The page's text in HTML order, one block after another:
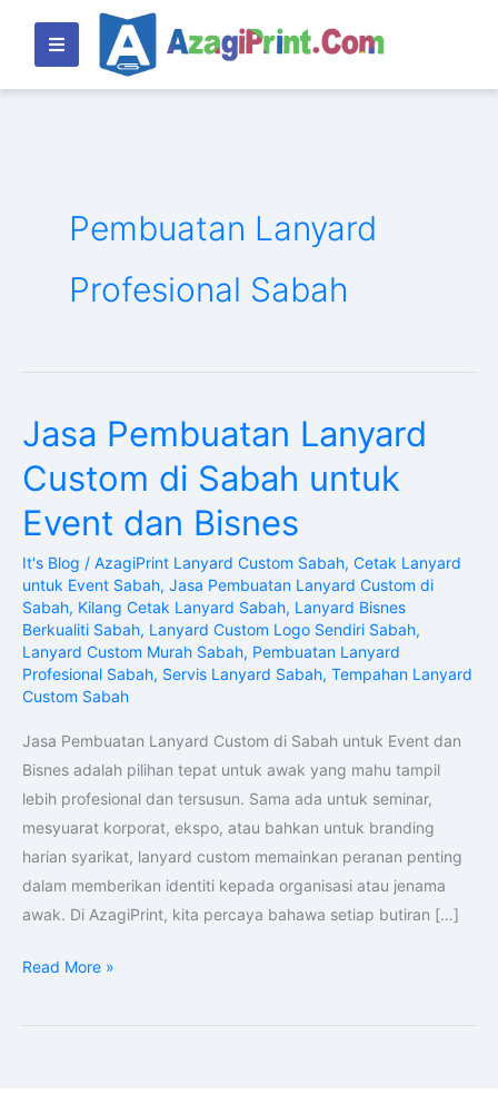
konten
Pembuatan Lanyard
Profesional Sabah
Jasa Pembuatan Lanyard
Custom di Sabah untuk
Event dan Bisnes
It's Blog / AzagiPrint Lanyard Custom Sabah, Cetak Lanyard
untuk Event Sabah, Jasa Pembuatan Lanyard Custom di
Sabah, Kilang Cetak Lanyard Sabah, Lanyard Bisnes
Berkualiti Sabah, Lanyard Custom Logo Sendiri Sabah,
Lanyard Custom Murah Sabah, Pembuatan Lanyard
Profesional Sabah, Servis Lanyard Sabah, Tempahan Lanyard
Custom Sabah
Jasa Pembuatan Lanyard Custom di Sabah untuk Event dan
Bisnes adalah pilihan tepat untuk awak yang mahu tampil
lebih profesional dan tersusun. Sama ada untuk seminar,
mesyuarat korporat, ekspo, atau bahkan untuk branding
harian syarikat, lanyard custom memainkan peranan penting
dalam memberikan identiti kepada organisasi atau jenama
awak. Di AzagiPrint, kita percaya bahawa setiap butiran […]
Jasa
Pembuatan
Lanyard
Custom
di
Sabah
untuk
Event
dan
Bisnes
Read More »